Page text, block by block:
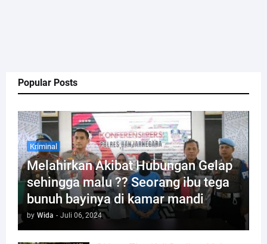
Popular Posts
Kriminal
Melahirkan Akibat Hubungan Gelap
sehingga malu ?? Seorang ibu tega
bunuh bayinya di kamar mandi
by Wida - Juli 06, 2024